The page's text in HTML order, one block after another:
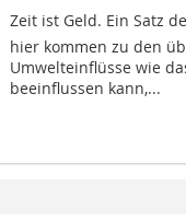
Zeit ist Geld. Ein
hier kommen zu den
Umwelteinflüsse wie
beeinflussen kann,...